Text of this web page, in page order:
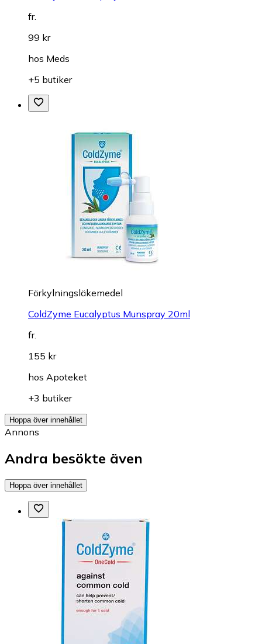
fr.
99 kr
hos Meds
+5 butiker
Förkylningsläkemedel
ColdZyme Eucalyptus Munspray 20ml
fr.
155 kr
hos Apoteket
+3 butiker
Hoppa över innehållet
Annons
Andra besökte även
Hoppa över innehållet